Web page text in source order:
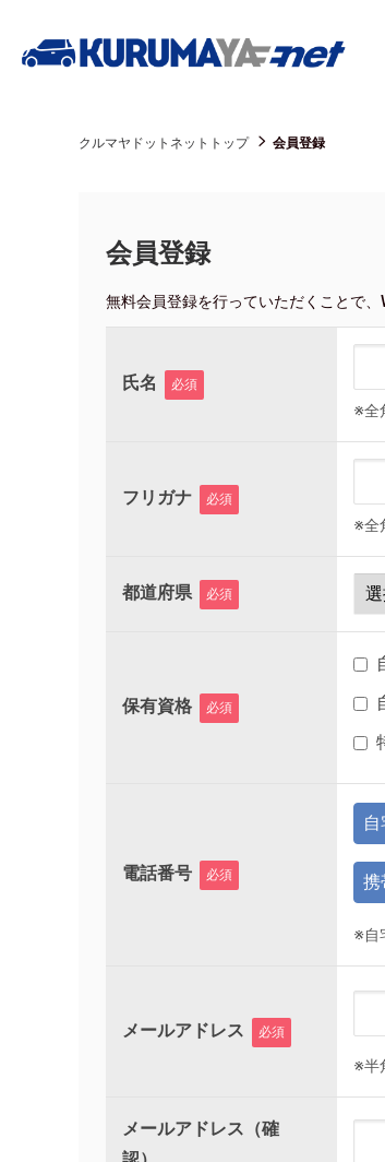
クルマヤドットネットトップ 会員登録
会員登録
無料会員登録を行っていただくことで、
氏名 必須
※全
フリガナ 必須
※全
都道府県 必須
保有資格 必須
電話番号 必須
自
携
※自
メールアドレス 必須
※半
メールアドレス（確